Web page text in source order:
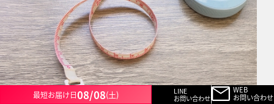
最短お届け日08/08(土)
LINE
お問い合わせ
WEB
お問い合わせ